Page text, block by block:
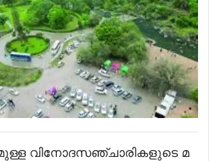
വിനോദസഞ്ചാരികളുടെ മ